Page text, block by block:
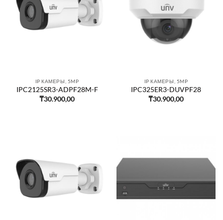
IP КАМЕРЫ, 5MP
IPC2125SR3-ADPF28M-F
₸30.900,00
IP КАМЕРЫ, 5MP
IPC325ER3-DUVPF28
₸30.900,00